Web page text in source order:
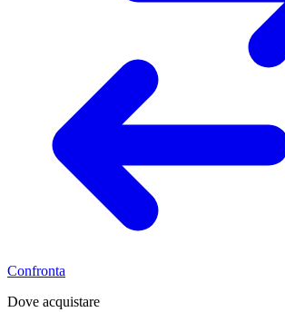
Confronta
Dove acquistare